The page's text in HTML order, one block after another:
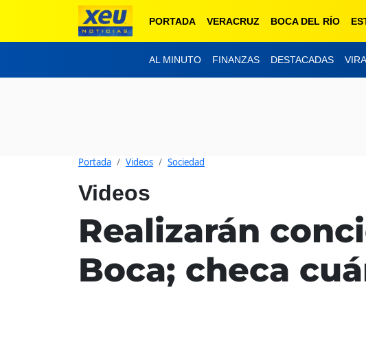
PORTADA VERACRUZ BOCA DEL RÍO
AL MINUTO FINANZAS DESTACADAS
Portada Videos Sociedad
Videos
Realizarán
Boca; checa